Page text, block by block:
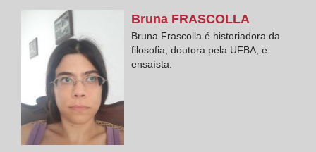
Bruna FRASCOLLA
Bruna Frascolla é historiadora da
filosofia, doutora pela UFBA, e
ensaísta.